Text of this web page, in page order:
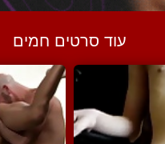
עוד סרטים חמים